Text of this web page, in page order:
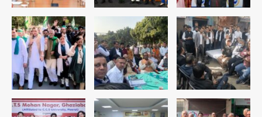
5
Team JHJ
1
पुरा महादेव से बेटियों के स्वास्थ्य और सुरक्षा का
संदेश
Team JHJ